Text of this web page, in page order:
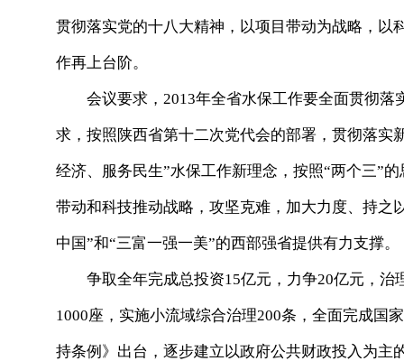
贯彻落实党的十八大精神，以项目带动为战略，
作再上台阶。
会议要求，2013年全省水保工作要全面贯彻落
求，按照陕西省第十二次党代会的部署，贯彻落实
经济、服务民生”水保工作新理念，按照“两个三”
带动和科技推动战略，攻坚克难，加大力度、持之
中国”和“三富一强一美”的西部强省提供有力支撑。
争取全年完成总投资15亿元，力争20亿元，治
1000座，实施小流域综合治理200条，全面完成国
持条例》出台，逐步建立以政府公共财政投入为